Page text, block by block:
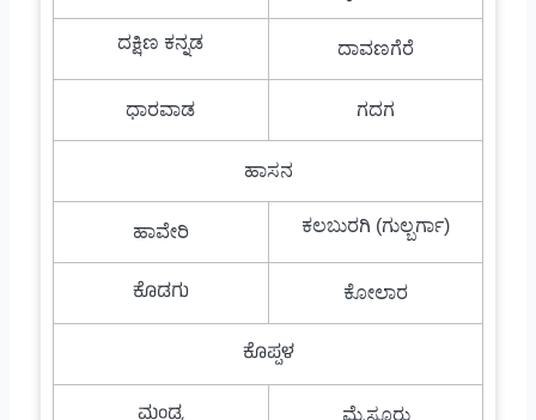
ದಕ್ಷಿಣ ಕನ್ನಡ ದಾವಣಗೆರೆ
ಧಾರವಾಡ ಗದಗ
ಹಾಸನ
ಹಾವೇರಿ ಕಲಬುರಗಿ (ಗುಲ್ಬರ್ಗಾ)
ಕೊಡಗು ಕೋಲಾರ
ಕೊಪ್ಪಳ
ಮೈಸೂರು